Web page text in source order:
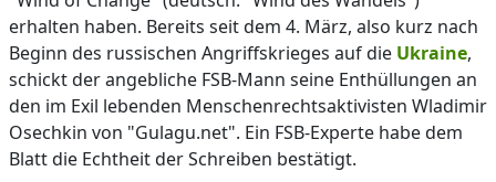
erhalten haben. Bereits seit dem 4. März, also kurz nach
Beginn des russischen Angriffskrieges auf die Ukraine,
schickt der angebliche FSB-Mann seine Enthüllungen an
den im Exil lebenden Menschenrechtsaktivisten Wladimir
Osechkin von "Gulagu.net". Ein FSB-Experte habe dem
Blatt die Echtheit der Schreiben bestätigt.